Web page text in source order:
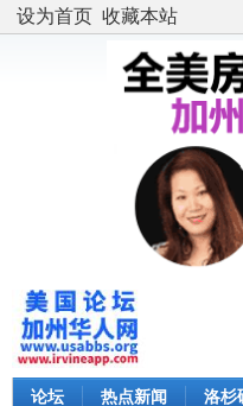
设为首页 收藏本站
论坛 热点新闻 洛杉